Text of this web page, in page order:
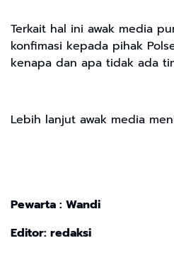
Terkait hal ini awak media
konfimasi kepada pihak
kenapa dan apa tidak ada
Lebih lanjut awak media
Pewarta : Wandi
Editor: redaksi